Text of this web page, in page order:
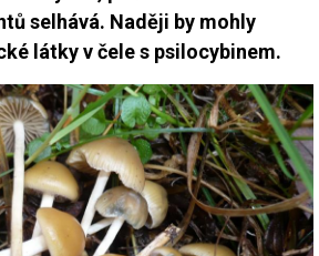
selhává. Naději by mohly
látky v čele s psilocybinem.